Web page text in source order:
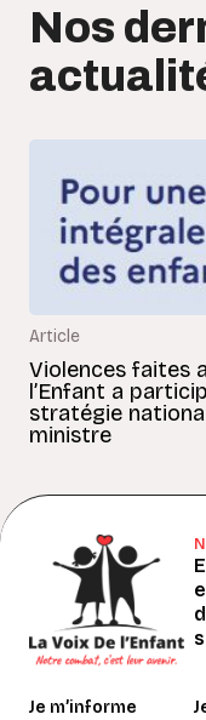
Nos
Article
Violences faites
l’Enfant a
stratégie
ministre
Je m’informe